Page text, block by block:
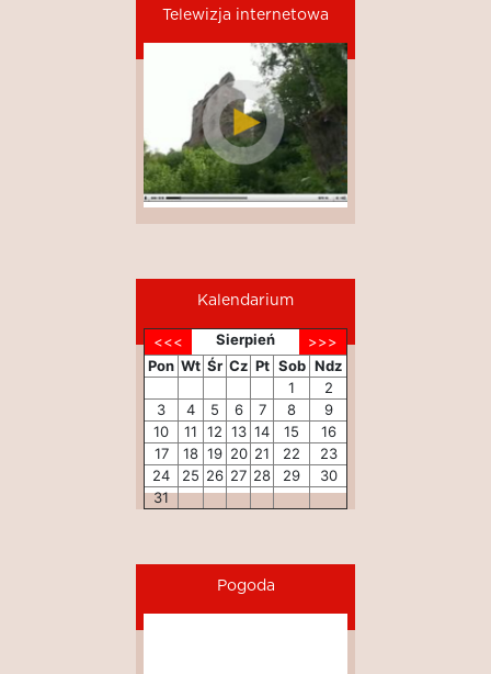
Telewizja internetowa
Kalendarium
Sierpień
Pon Wt Śr Cz Pt Sob Ndz
1
2
3
4 5 6 7 8
9
10
11 12 13 14 15
16
17
18 19 20 21 22
23
24
25 26 27 28 29
30
31
Pogoda